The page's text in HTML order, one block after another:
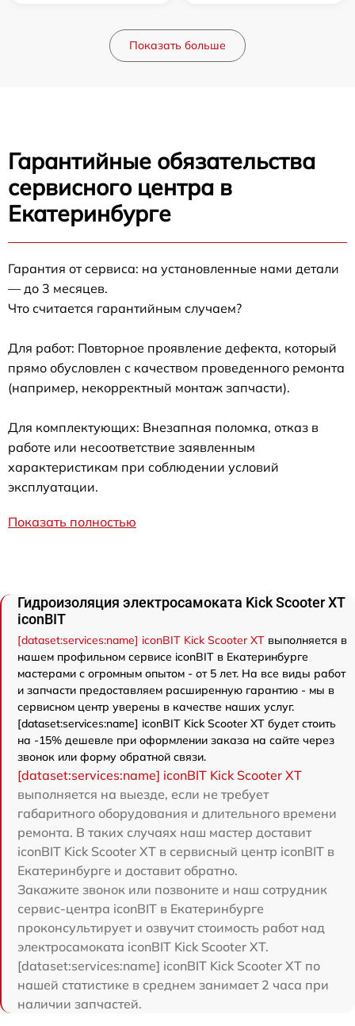
Показать больше
Гарантийные обязательства
сервисного центра в
Екатеринбурге
Гарантия от сервиса: на установленные нами детали
— до 3 месяцев.
Что считается гарантийным случаем?
Для работ: Повторное проявление дефекта, который
прямо обусловлен с качеством проведенного ремонта
(например, некорректный монтаж запчасти).
Для комплектующих: Внезапная поломка, отказ в
работе или несоответствие заявленным
характеристикам при соблюдении условий
эксплуатации.
Показать полностью
Гидроизоляция электросамоката Kick Scooter XT
iconBIT
[dataset:services:name] iconBIT Kick Scooter XT выполняется в
нашем профильном сервисе iconBIT в Екатеринбурге
мастерами с огромным опытом - от 5 лет. На все виды работ
и запчасти предоставляем расширенную гарантию - мы в
сервисном центр уверены в качестве наших услуг.
[dataset:services:name] iconBIT Kick Scooter XT будет стоить
на -15% дешевле при оформлении заказа на сайте через
звонок или форму обратной связи.
[dataset:services:name] iconBIT Kick Scooter XT
выполняется на выезде, если не требует
габаритного оборудования и длительного времени
ремонта. В таких случаях наш мастер доставит
iconBIT Kick Scooter XT в сервисный центр iconBIT в
Екатеринбурге и доставит обратно.
Закажите звонок или позвоните и наш сотрудник
сервис-центра iconBIT в Екатеринбурге
проконсультирует и озвучит стоимость работ над
электросамоката iconBIT Kick Scooter XT.
[dataset:services:name] iconBIT Kick Scooter XT по
нашей статистике в среднем занимает 2 часа при
наличии запчастей.